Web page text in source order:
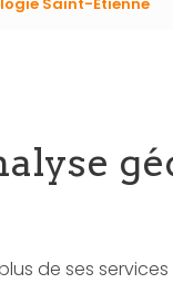
de ses services